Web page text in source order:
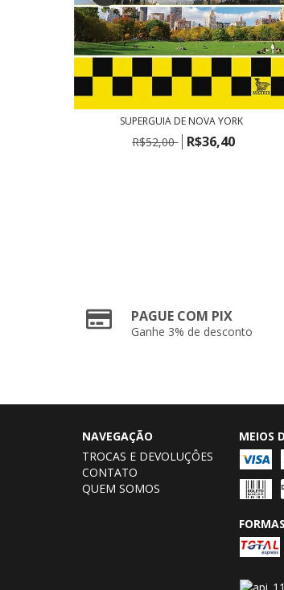
SUPERGUIA DE NOVA YORK
R$52,00 R$36,40
PAGUE COM PIX
Ganhe 3% de desconto
NAVEGAÇÃO
TROCAS E DEVOLUÇÔES
CONTATO
QUEM SOMOS
MEIOS